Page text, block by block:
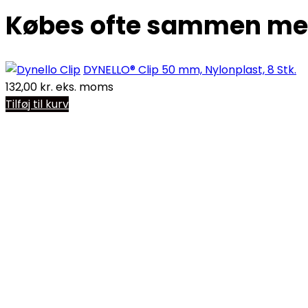
Købes ofte sammen
DYNELLO® Clip 50 mm, Nylonplast, 8 Stk.
132,00 kr. eks. moms
Tilføj til kurv